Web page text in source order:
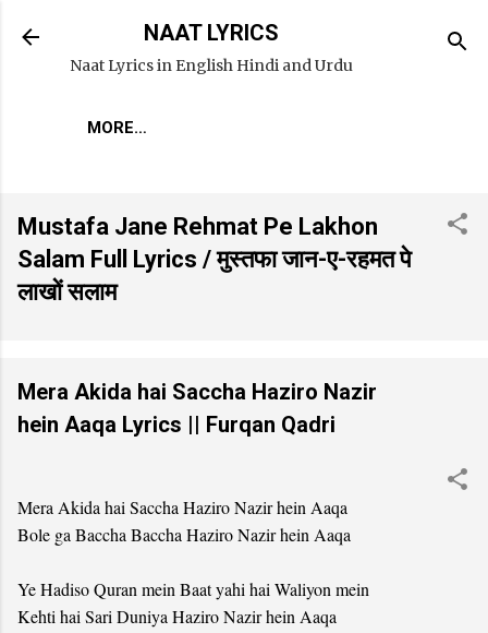
Skip to main content
NAAT LYRICS
Naat Lyrics in English Hindi and Urdu
MORE…
Mustafa Jane Rehmat Pe Lakhon
Salam Full Lyrics / मुस्तफा जान-ए-रहमत पे
लाखों सलाम
Mera Akida hai Saccha Haziro Nazir
hein Aaqa Lyrics || Furqan Qadri
Mera Akida hai Saccha Haziro Nazir hein Aaqa
Bole ga Baccha Baccha Haziro Nazir hein Aaqa
Ye Hadiso Quran mein Baat yahi hai Waliyon mein
Kehti hai Sari Duniya Haziro Nazir hein Aaqa